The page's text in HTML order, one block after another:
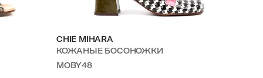
CHIE MIHARA
КОЖАНЫЕ БОСОНОЖКИ
MOBY48